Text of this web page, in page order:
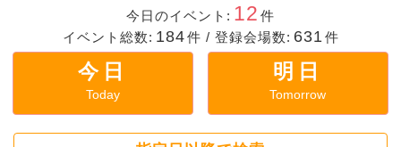
今日のイベント: 12 件
イベント総数: 184件 / 登録会場数: 631 件
今日
Today
明日
Tomorrow